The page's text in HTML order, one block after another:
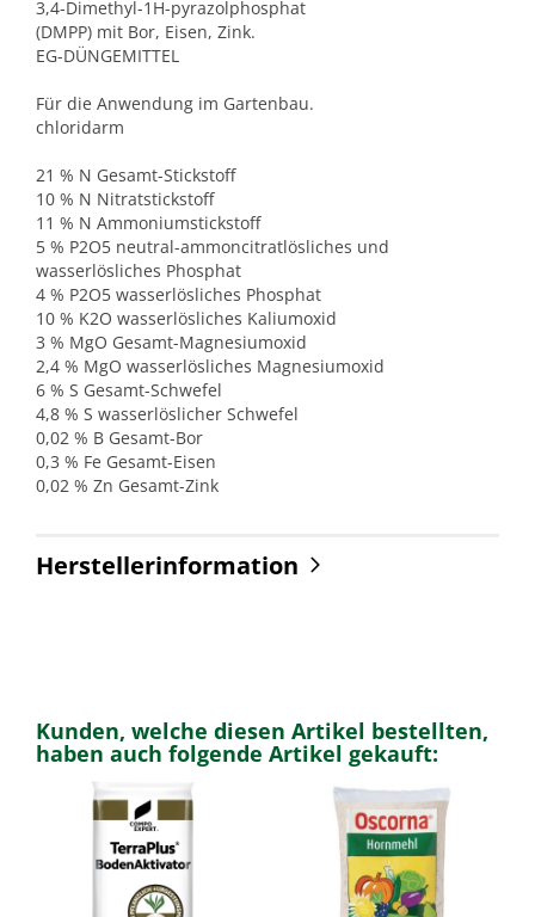
3,4-Dimethyl-1H-pyrazolphosphat
(DMPP) mit Bor, Eisen, Zink.
EG-DÜNGEMITTEL
Für die Anwendung im Gartenbau.
chloridarm
21 % N Gesamt-Stickstoff
10 % N Nitratstickstoff
11 % N Ammoniumstickstoff
5 % P2O5 neutral-ammoncitratlösliches und
wasserlösliches Phosphat
4 % P2O5 wasserlösliches Phosphat
10 % K2O wasserlösliches Kaliumoxid
3 % MgO Gesamt-Magnesiumoxid
2,4 % MgO wasserlösliches Magnesiumoxid
6 % S Gesamt-Schwefel
4,8 % S wasserlöslicher Schwefel
0,02 % B Gesamt-Bor
0,3 % Fe Gesamt-Eisen
0,02 % Zn Gesamt-Zink
Herstellerinformation
Kunden, welche diesen Artikel bestellten,
haben auch folgende Artikel gekauft: